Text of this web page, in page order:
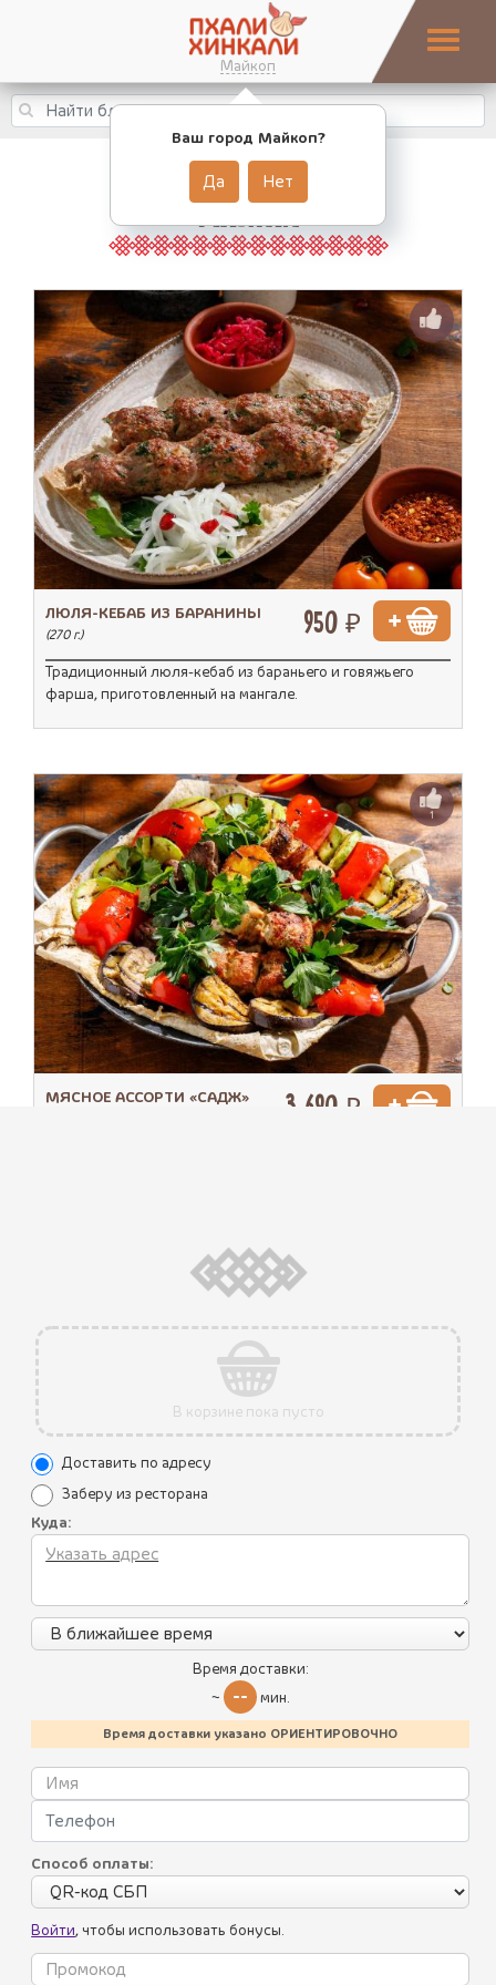
Майкоп
Ваш город Майкоп?
Да Нет
Все блюда
Пикник по-грузински
Адыгейское меню
МАНГАЛ
ЛЮЛЯ-КЕБАБ ИЗ БАРАНИНЫ
(270 г.) 950 ₽
Традиционный люля-кебаб из бараньего и говяжьего
фарша, приготовленный на мангале.
1
МЯСНОЕ АССОРТИ «САДЖ» 3 690 ₽
ШАШЛЫК ИЗ БАРАНИНЫ
(270 г.) 1 090 ₽
Сочный шашлык из бараньей мякоти маринованной в
грузинских специях и приготовленный на углях
В корзине пока пусто
Доставить по адресу
Заберу из ресторана
Куда:
Время доставки:
~
-- мин.
Время доставки указано ОРИЕНТИРОВОЧНО
Способ оплаты:
Войти, чтобы использовать бонусы.